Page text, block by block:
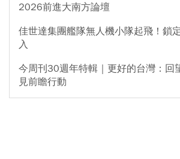
2026前進大南方論壇
佳世達集團艦隊無人機小隊起飛！鎖
入
今周刊30週年特輯｜更好的台灣：回
見前瞻行動